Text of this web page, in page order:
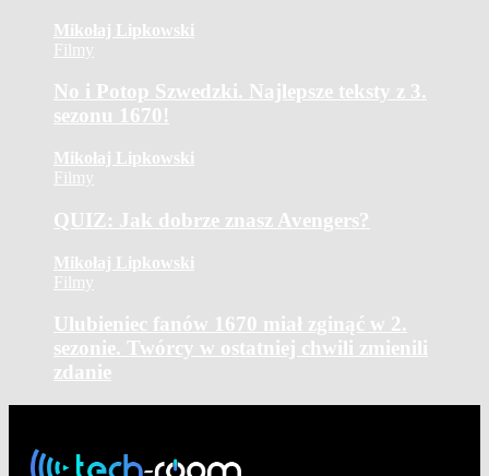
Mikołaj Lipkowski
Filmy
No i Potop Szwedzki. Najlepsze teksty z 3.
sezonu 1670!
Mikołaj Lipkowski
Filmy
QUIZ: Jak dobrze znasz Avengers?
Mikołaj Lipkowski
Filmy
Ulubieniec fanów 1670 miał zginąć w 2.
sezonie. Twórcy w ostatniej chwili zmienili
zdanie